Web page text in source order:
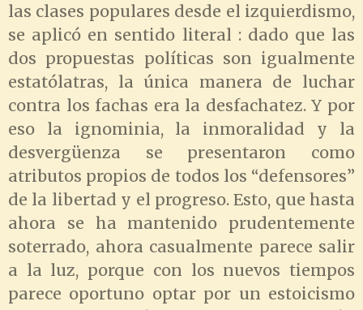
las clases populares desde el izquierdismo,
se aplicó en sentido literal : dado que las
dos propuestas políticas son igualmente
estatólatras, la única manera de luchar
contra los fachas era la desfachatez. Y por
eso la ignominia, la inmoralidad y la
desvergüenza se presentaron como
atributos propios de todos los “defensores”
de la libertad y el progreso. Esto, que hasta
ahora se ha mantenido prudentemente
soterrado, ahora casualmente parece salir
a la luz, porque con los nuevos tiempos
parece oportuno optar por un estoicismo